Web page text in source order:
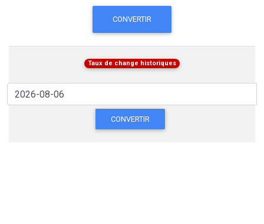
CONVERTIR
Taux de change historiques
CONVERTIR